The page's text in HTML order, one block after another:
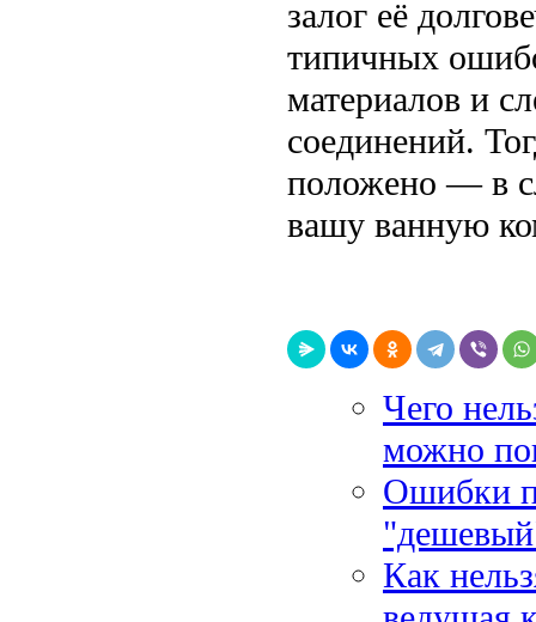
залог её
типичных
материалов и
соединений.
положено — в
вашу ванную
Чего
можно
Ошибки
Как